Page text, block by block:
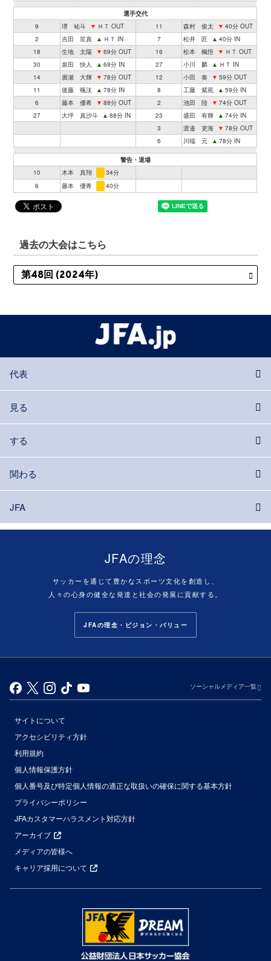
選手交代
9
堺 祐斗 ▼ ＨＴ OUT 11 森村 俊太 ▼ 40分 OUT
2
吉田 笙真 ▲ ＨＴ IN 7 松井 匠 ▲ 40分 IN
18
生地 太陽 ▼ 69分 OUT 16 松本 楓悟 ▼ ＨＴ OUT
30
泉田 快人 ▲ 69分 IN 27 小川 麟 ▲ ＨＴ IN
14
廣瀬 大輝 ▼ 78分 OUT 12 小田 奏 ▼ 59分 OUT
11
後藤 颯汰 ▲ 78分 IN 8 工藤 紫苑 ▲ 59分 IN
6
藤本 優希 ▼ 88分 OUT 2 池田 陸 ▼ 74分 OUT
27
大坪 真沙斗 ▲ 88分 IN 23 盛田 有輝 ▲ 74分 IN
3
渡邉 吏海 ▼ 78分 OUT
6
川端 元 ▲ 78分 IN
警告・退場
10
木本 真翔
34分
6
藤本 優希 40分
過去の大会はこちら
代表
見る
する
関わる
JFA
JFAの理念
サッカーを通じて豊かなスポーツ文化を創造し、
人々の心身の健全な発達と社会の発展に貢献する。
JFAの理念・ビジョン・バリュー
ソーシャルメディア一覧
サイトについて
アクセシビリティ方針
利用規約
個人情報保護方針
個人番号及び特定個人情報の適正な取扱いの確保に関する基本方針
プライバシーポリシー
JFAカスタマーハラスメント対応方針
アーカイブ
メディアの皆様へ
キャリア採用について